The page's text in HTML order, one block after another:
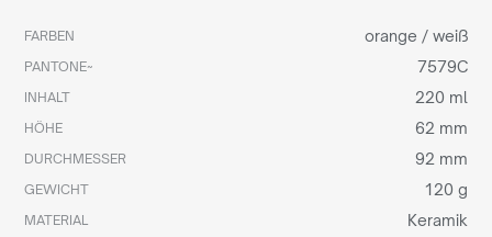
FARBEN orange / weiß
PANTONE~ 7579C
INHALT 220 ml
HÖHE 62 mm
DURCHMESSER 92 mm
GEWICHT 120 g
MATERIAL Keramik